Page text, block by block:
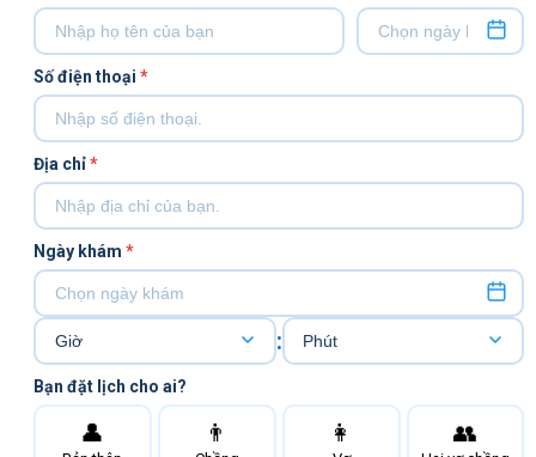
Số điện thoại *
Địa chỉ*
Ngày khám *
:
Bạn đặt lịch cho ai?
👤 👨 👩 👥